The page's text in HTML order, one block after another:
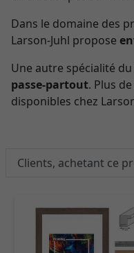
Dans le domaine des
Larson-Juhl propose
Une autre spécialité
passe-partout. Plus
disponibles chez
Clients, achetant ce